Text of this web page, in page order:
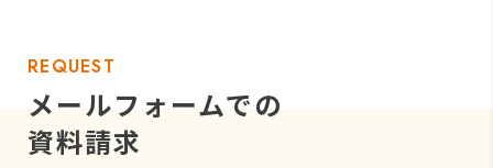
REQUEST
メールフォームでの
資料請求